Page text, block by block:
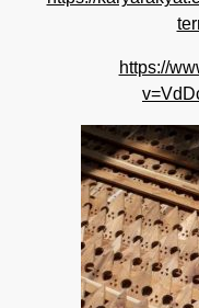
https://